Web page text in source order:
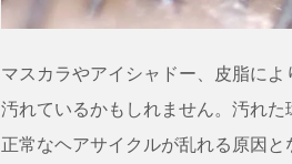
マスカラやアイシャドー、皮脂に
汚れているかもしれません。汚れ
正常なヘアサイクルが乱れる原因